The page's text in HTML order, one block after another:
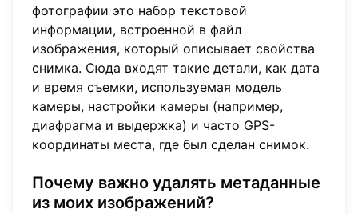
фотографии это набор текстовой
информации, встроенной в файл
изображения, который описывает свойства
снимка. Сюда входят такие детали, как дата
и время съемки, используемая модель
камеры, настройки камеры (например,
диафрагма и выдержка) и часто GPS-
координаты места, где был сделан снимок.
Почему важно удалять метаданные
из моих изображений?